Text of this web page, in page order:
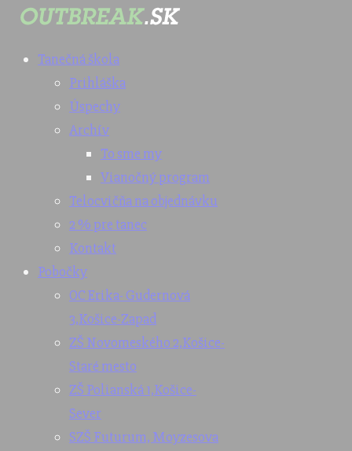
Tanečná škola
Prihláška
Úspechy
Archív
To sme my
Vianočný program
Telocvičňa na objednávku
2 % pre tanec
Kontakt
Pobočky
OC Erika- Gudernová
3,Košice-Zapad
ZŠ Novomeského 2,Košice-
Staré mesto
ZŠ Polianská 1,Košice-
Sever
SZŠ Futurum, Moyzesova